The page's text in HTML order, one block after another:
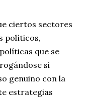
ciertos sectores
políticos,
que se
si
genuino con la
estrategias